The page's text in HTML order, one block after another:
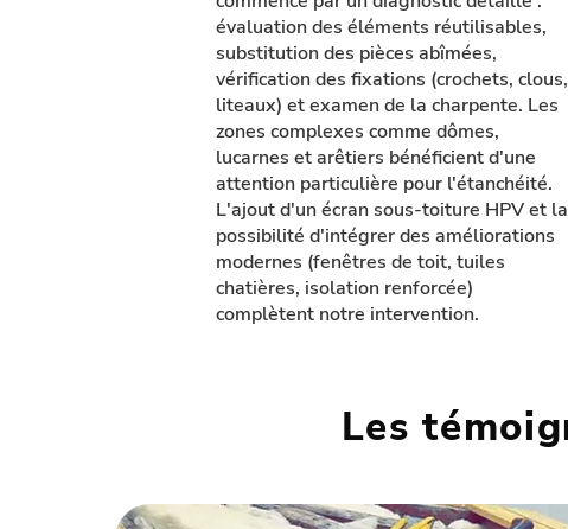
évaluation des éléments réutilisables,
substitution des pièces abîmées,
vérification des fixations (crochets, clous,
liteaux) et examen de la charpente. Les
zones complexes comme dômes,
lucarnes et arêtiers bénéficient d'une
attention particulière pour l'étanchéité.
L'ajout d'un écran sous-toiture HPV et la
possibilité d'intégrer des améliorations
modernes (fenêtres de toit, tuiles
chatières, isolation renforcée)
complètent notre intervention.
Les